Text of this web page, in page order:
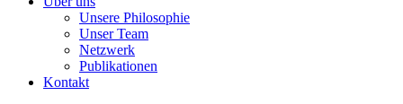
Unsere Philosophie
Unser Team
Netzwerk
Publikationen
Kontakt